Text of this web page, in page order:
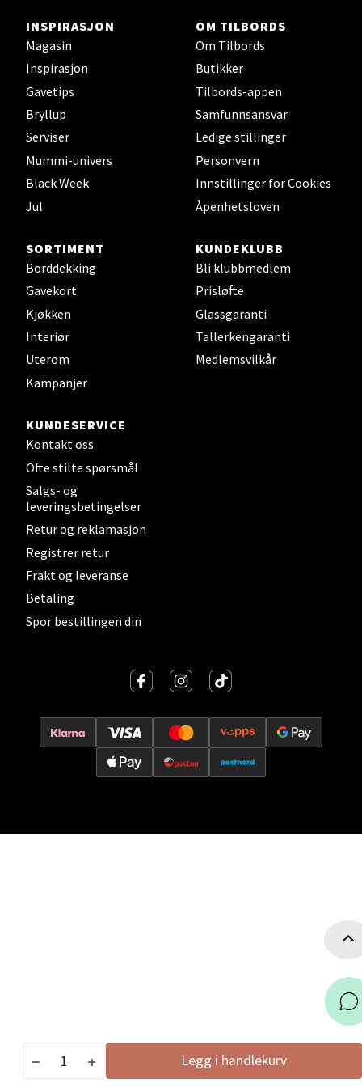
Legg i handlekurv
INSPIRASJON
Magasin
Inspirasjon
Gavetips
Bryllup
Serviser
Mummi-univers
Black Week
Jul
OM TILBORDS
Om Tilbords
Butikker
Tilbords-appen
Samfunnsansvar
Ledige stillinger
Personvern
Innstillinger for Cookies
Åpenhetsloven
SORTIMENT
Borddekking
Gavekort
Kjøkken
Interiør
Uterom
Kampanjer
KUNDEKLUBB
Bli klubbmedlem
Prisløfte
Glassgaranti
Tallerkengaranti
Medlemsvilkår
KUNDESERVICE
Kontakt oss
Ofte stilte spørsmål
Salgs- og
leveringsbetingelser
Retur og reklamasjon
Registrer retur
Frakt og leveranse
Betaling
Spor bestillingen din
Oslo - Thon Senter Storo
Vitaminveien 7 - 9, 0485 Oslo
Åpent i dag 10-21
0 i butikk
Lillehammer - Strandtorget
Strandtorget, 2609 Lillehammer
Åpent i dag 09-20
0 i butikk
Strømmen - Thon Senter Strømmen
Støperivn. 5, 2010 Strømmen
Åpent i dag 10-21
0 i butikk
Sunndalsøra - Alti Sunndal
Alti Sunndal, Sunndalsveien 17, 6600 Sunndalsøra
Åpent i dag 10-19
0 i butikk